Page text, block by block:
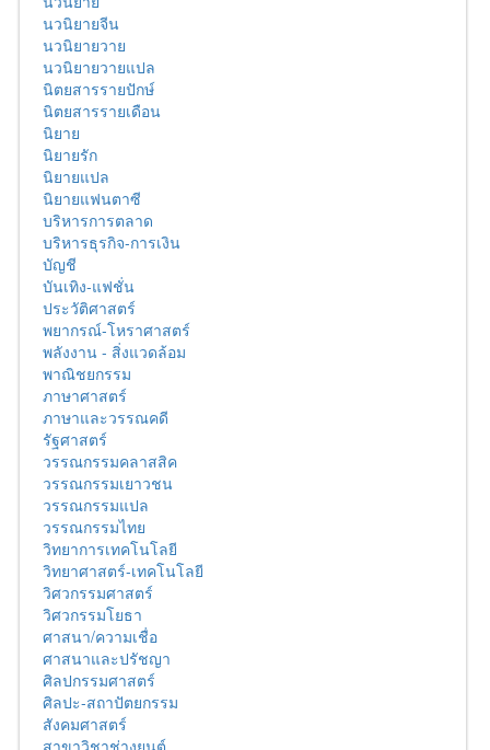
นวนิยายจีน
นวนิยายวาย
นวนิยายวายแปล
นิตยสารรายปักษ์
นิตยสารรายเดือน
นิยาย
นิยายรัก
นิยายแปล
นิยายแฟนตาซี
บริหารการตลาด
บริหารธุรกิจ-การเงิน
บัญชี
บันเทิง-แฟชั่น
ประวัติศาสตร์
พยากรณ์-โหราศาสตร์
พลังงาน - สิ่งแวดล้อม
พาณิชยกรรม
ภาษาศาสตร์
ภาษาและวรรณคดี
รัฐศาสตร์
วรรณกรรมคลาสสิค
วรรณกรรมเยาวชน
วรรณกรรมแปล
วรรณกรรมไทย
วิทยาการเทคโนโลยี
วิทยาศาสตร์-เทคโนโลยี
วิศวกรรมศาสตร์
วิศวกรรมโยธา
ศาสนา/ความเชื่อ
ศาสนาและปรัชญา
ศิลปกรรมศาสตร์
ศิลปะ-สถาปัตยกรรม
สังคมศาสตร์
สาขาวิชาช่างยนต์